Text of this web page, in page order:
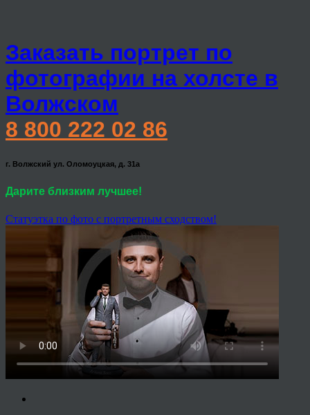
Заказать портрет по
фотографии на холсте в
Волжском
8 800 222 02 86
г. Волжский ул. Оломоуцкая, д. 31а
Дарите близким лучшее!
Статуэтка по фото с портретным сходством!